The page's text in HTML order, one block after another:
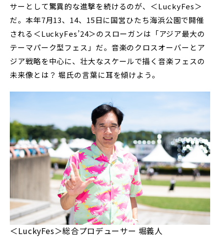
サーとして驚異的な進撃を続けるのが、＜LuckyFes＞
だ。本年7月13、14、15日に国営ひたち海浜公園で開催
される＜LuckyFes’24＞のスローガンは「アジア最大の
テーマパーク型フェス」だ。音楽のクロスオーバーとア
ジア戦略を中心に、壮大なスケールで描く音楽フェスの
未来像とは？ 堀氏の言葉に耳を傾けよう。
＜LuckyFes＞総合プロデューサー 堀義人